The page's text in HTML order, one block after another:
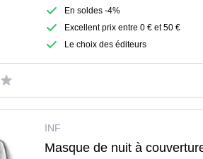
En soldes -4%
Excellent prix entre 0 € et 50 €
Le choix des éditeurs
INF
Masque de nuit à